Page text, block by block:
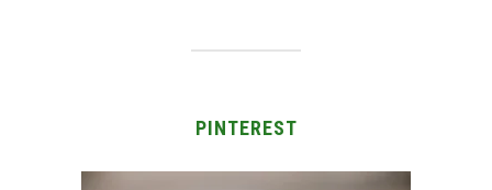
PINTEREST